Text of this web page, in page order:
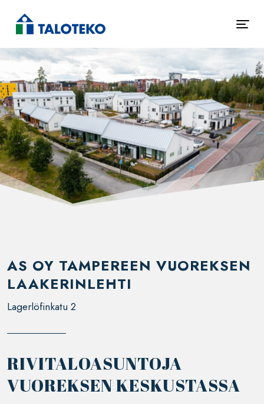
AS OY TAMPEREEN VUOREKSEN
LAAKERINLEHTI
Lagerlöfinkatu 2
RIVITALOASUNTOJA
VUOREKSEN KESKUSTASSA